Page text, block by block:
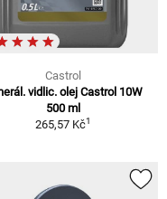
Castrol
vidlic. olej Castrol 10W
500 ml
265,57 Kč1